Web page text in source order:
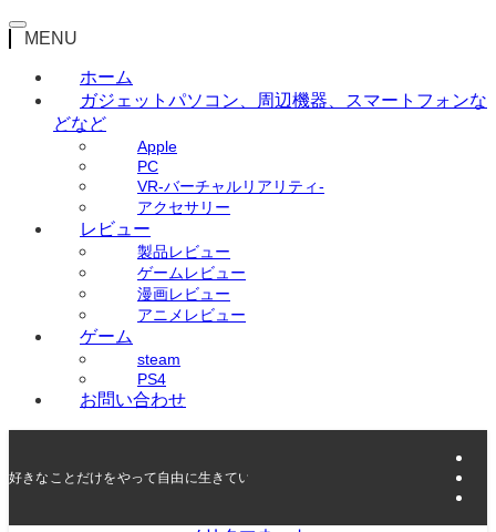
MENU
ホーム
ガジェット パソコン、周辺機器、スマートフォンな
どなど
Apple
PC
VR-バーチャルリアリティ-
アクセサリー
レビュー
製品レビュー
ゲームレビュー
漫画レビュー
アニメレビュー
ゲーム
steam
PS4
お問い合わせ
好きなことだけをやって自由に生きていく